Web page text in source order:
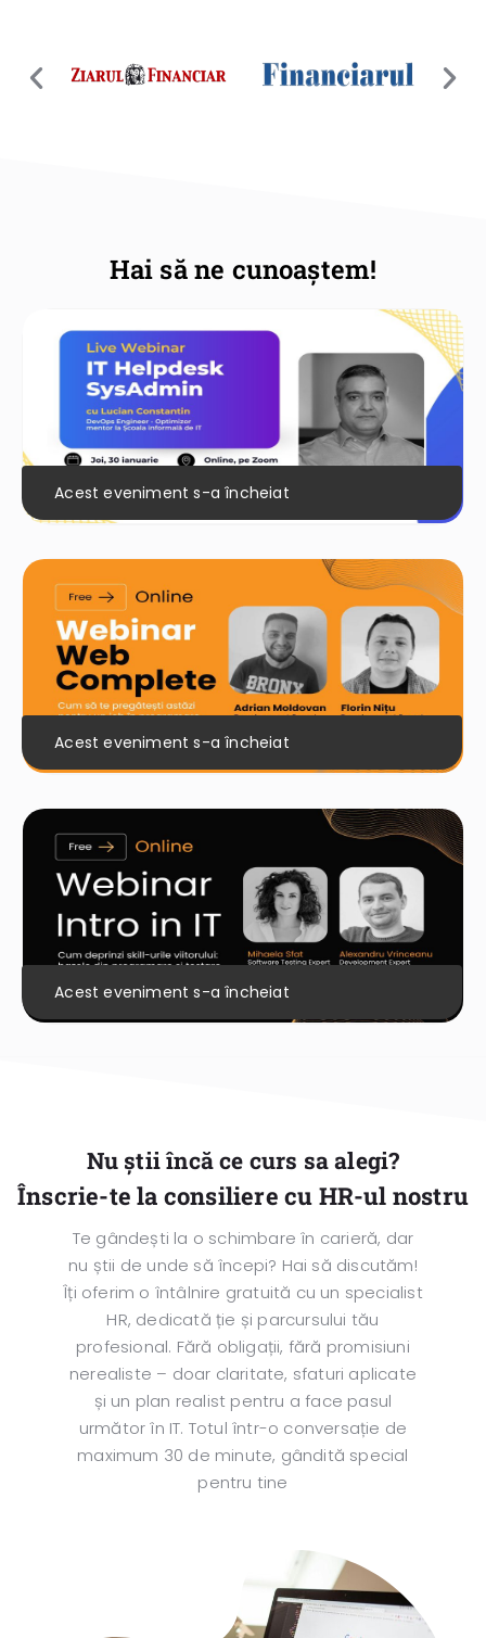
Hai să ne cunoaștem!
Acest eveniment s-a încheiat
Acest eveniment s-a încheiat
Acest eveniment s-a încheiat
Nu știi încă ce curs sa alegi?
Înscrie-te la consiliere cu HR-ul nostru
Te gândești la o schimbare în carieră, dar
nu știi de unde să începi? Hai să discutăm!
Îți oferim o întâlnire gratuită cu un specialist
HR, dedicată ție și parcursului tău
profesional. Fără obligații, fără promisiuni
nerealiste – doar claritate, sfaturi aplicate
și un plan realist pentru a face pasul
următor în IT. Totul într-o conversație de
maximum 30 de minute, gândită special
pentru tine